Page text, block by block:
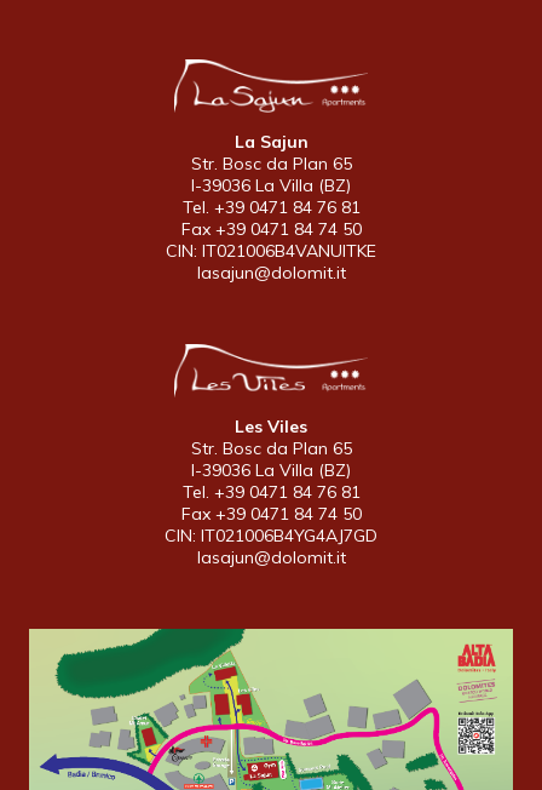
La Sajun
Str. Bosc da Plan 65
I-39036 La Villa (BZ)
Tel. +39 0471 84 76 81
Fax +39 0471 84 74 50
CIN: IT021006B4VANUITKE
lasajun@dolomit.it
Les Viles
Str. Bosc da Plan 65
I-39036 La Villa (BZ)
Tel. +39 0471 84 76 81
Fax +39 0471 84 74 50
CIN: IT021006B4YG4AJ7GD
lasajun@dolomit.it